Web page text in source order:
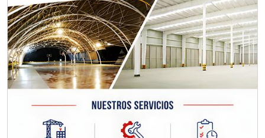
Requisitos: Otorgar condiciones de
crédito acordes a las políticas del
grupo, contar con instalaciones
cercanas a la región y otorgar
referencias comerciales.
Aplicar al Requerimiento